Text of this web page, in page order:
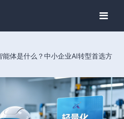
能体是什么？中小企业AI转型首选方